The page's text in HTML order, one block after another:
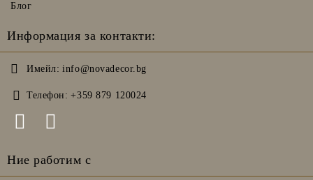
Блог
Информация за контакти:
Имейл: info@novadecor.bg
Телефон: +359 879 120024
Ние работим с